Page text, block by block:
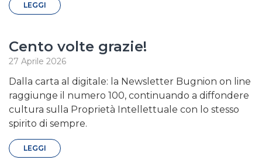
LEGGI
Cento volte grazie!
27 Aprile 2026
Dalla carta al digitale: la Newsletter Bugnion on line
raggiunge il numero 100, continuando a diffondere
cultura sulla Proprietà Intellettuale con lo stesso
spirito di sempre.
LEGGI